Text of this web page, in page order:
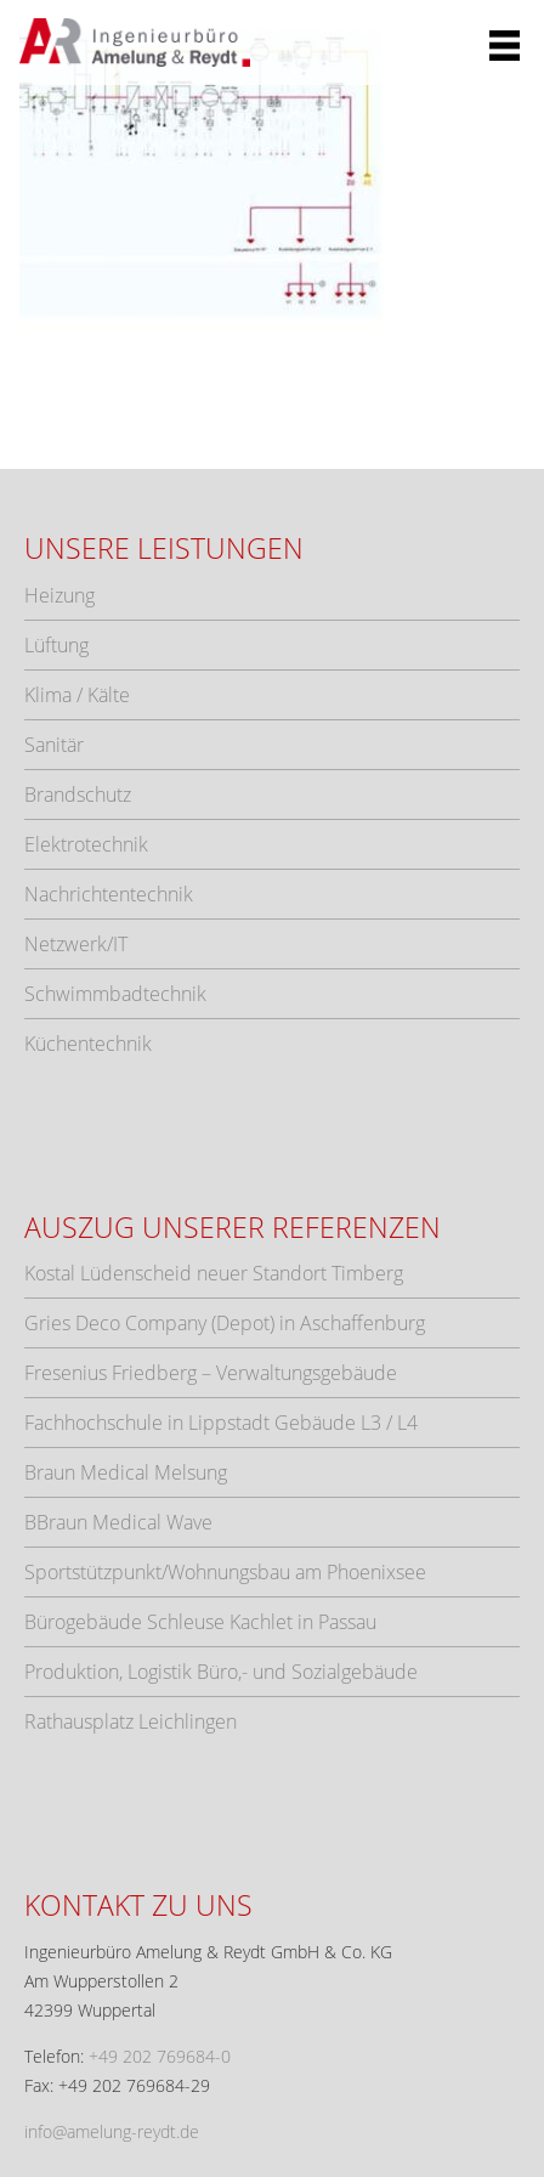
KONTAKT
UNSERE LEISTUNGEN
Heizung
Lüftung
Klima / Kälte
Sanitär
Brandschutz
Elektrotechnik
Nachrichtentechnik
Netzwerk/IT
Schwimmbadtechnik
Küchentechnik
AUSZUG UNSERER REFERENZEN
Kostal Lüdenscheid neuer Standort Timberg
Gries Deco Company (Depot) in Aschaffenburg
Fresenius Friedberg – Verwaltungsgebäude
Fachhochschule in Lippstadt Gebäude L3 / L4
Braun Medical Melsung
BBraun Medical Wave
Sportstützpunkt/Wohnungsbau am Phoenixsee
Bürogebäude Schleuse Kachlet in Passau
Produktion, Logistik Büro,- und Sozialgebäude
Rathausplatz Leichlingen
KONTAKT ZU UNS
Ingenieurbüro Amelung & Reydt GmbH & Co. KG
Am Wupperstollen 2
42399 Wuppertal
Telefon: +49 202 769684-0
Fax: +49 202 769684-29
info@amelung-reydt.de